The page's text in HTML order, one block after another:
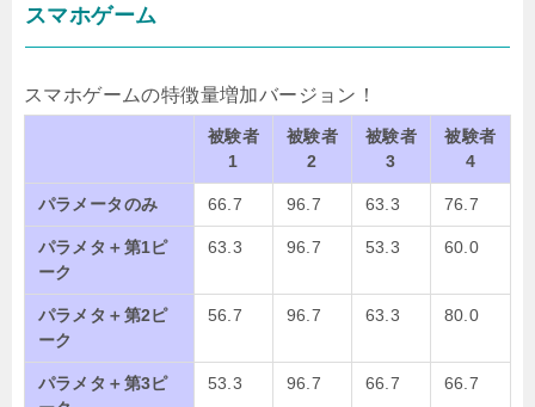
スマホゲーム
スマホゲームの特徴量増加バージョン！
被験者
1
被験者
2
被験者
3
被験者
4
パラメータのみ 66.7 96.7 63.3 76.7
パラメタ＋第1ピ
ーク
63.3 96.7 53.3 60.0
パラメタ＋第2ピ
ーク
56.7 96.7 63.3 80.0
パラメタ＋第3ピ
53.3 96.7 66.7 66.7